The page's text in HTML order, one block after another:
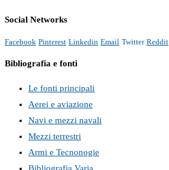
Social Networks
Facebook Pinterest Linkedin Email Twitter Reddit
Bibliografia e fonti
Le fonti principali
Aerei e aviazione
Navi e mezzi navali
Mezzi terrestri
Armi e Tecnonogie
Bibliografia Varia